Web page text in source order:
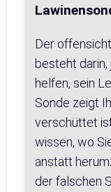
Der
besteht darin,
helfen, sein
Sonde zeigt
verschüttet
wissen, wo
anstatt
der falschen